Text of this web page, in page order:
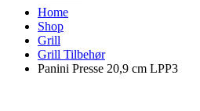
Home
Shop
Grill
Grill Tilbehør
Panini Presse 20,9 cm LPP3